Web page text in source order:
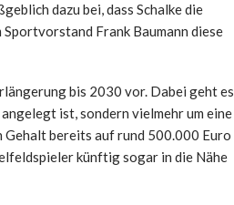
dazu bei, dass Schalke die
Frank Baumann diese
bis 2030 vor. Dabei geht es
ist, sondern vielmehr um eine
Gehalt bereits auf rund 500.000 Euro
künftig sogar in die Nähe